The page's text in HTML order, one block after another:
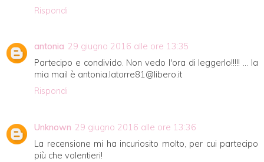
Rispondi
antonia 29 giugno 2016 alle ore 13:35
Partecipo e condivido. Non vedo l'ora di leggerlo!!!!! ... la
mia mail è antonia.latorre81@libero.it
Rispondi
Unknown 29 giugno 2016 alle ore 13:36
La recensione mi ha incuriosito molto, per cui partecipo
più che volentieri!